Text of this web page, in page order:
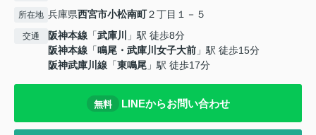
所在地 兵庫県西宮市小松南町２丁目１－５
交通 阪神本線 「武庫川
」駅 徒歩8分
阪神本線 「鳴尾・武庫川女子大前 」駅 徒歩15分
阪神武庫川線 「東鳴尾 」駅 徒歩17分
無料 LINEからお問い合わせ